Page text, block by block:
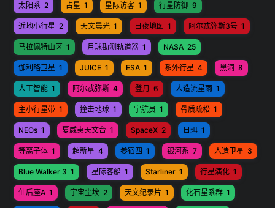
太阳系 2 占星 1 星际访客 1 行星防御 9
近地小行星 2 天文晨光 1 日夜地图 1 阿尔忒弥斯3号 1
马拉佩特山区 1 月球勘测轨道器 1 NASA 25
伽利略卫星 1 JUICE 1 ESA 1 系外行星 4 黑洞 8
人工智能 1 阿尔忒弥斯 4 登月 6 人造流星雨 1
主小行星带 1 撞击地球 1 宇航员 1 骨质疏松 1
NEOs 1 夏威夷天文台 1 SpaceX 2 日珥 1
等离子体 1 超新星 4 参宿四 1 银河系 7 人造卫星 3
Blue Walker 3 1 星际客船 1 Starliner 1 行星演化 1
仙后座A 1 宇宙尘埃 2 天文纪录片 1 化石星系群 1